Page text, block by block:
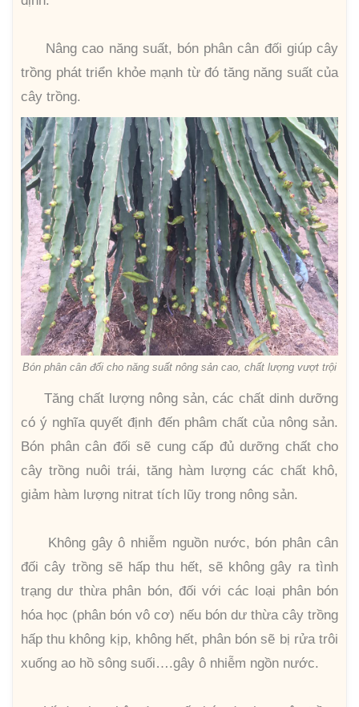
Nâng cao năng suất, bón phân cân đối giúp cây
trồng phát triển khỏe mạnh từ đó tăng năng suất của
cây trồng.
Bón phân cân đối cho năng suất nông sản cao, chất lượng vượt trội
Tăng chất lượng nông sản, các chất dinh dưỡng
có ý nghĩa quyết định đến phâm chất của nông sản.
Bón phân cân đối sẽ cung cấp đủ dưỡng chất cho
cây trồng nuôi trái, tăng hàm lượng các chất khô,
giảm hàm lượng nitrat tích lũy trong nông sản.
Không gây ô nhiễm nguồn nước, bón phân cân
đối cây trồng sẽ hấp thu hết, sẽ không gây ra tình
trạng dư thừa phân bón, đối với các loại phân bón
hóa học (phân bón vô cơ) nếu bón dư thừa cây trồng
hấp thu không kịp, không hết, phân bón sẽ bị rửa trôi
xuống ao hồ sông suối….gây ô nhiễm ngồn nước.